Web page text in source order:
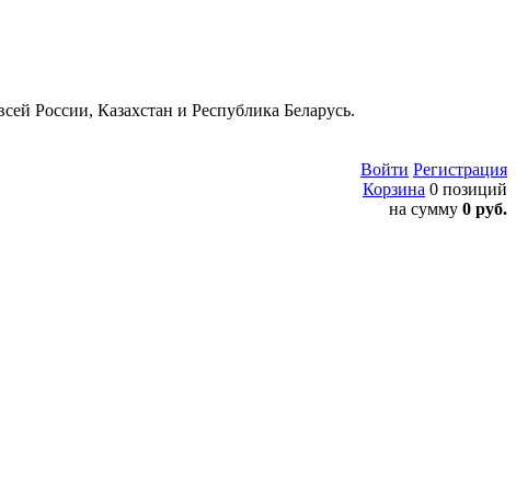
России, Казахстан и Республика Беларусь.
Войти Регистрация
Корзина 0 позиций
на сумму 0 руб.